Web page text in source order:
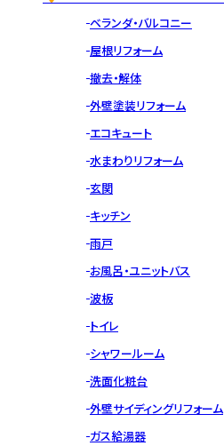
ベランダ・バルコニー
屋根リフォーム
撤去・解体
外壁塗装リフォーム
エコキュート
水まわりリフォーム
玄関
キッチン
雨戸
お風呂・ユニットバス
波板
トイレ
シャワールーム
洗面化粧台
外壁サイディングリフォーム
ガス給湯器